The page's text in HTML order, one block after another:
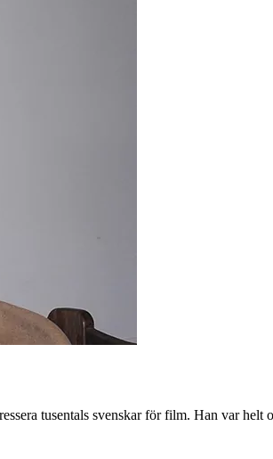
tusentals svenskar för film. Han var helt